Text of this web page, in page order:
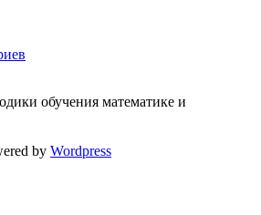
обучения математике и
by Wordpress